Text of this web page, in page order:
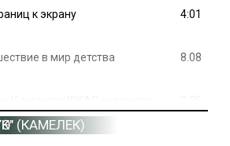
к экрану 4:01
в мир детства 8.08
(КАМЕЛЕК)